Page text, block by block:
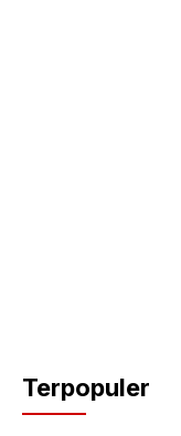
Terpopuler